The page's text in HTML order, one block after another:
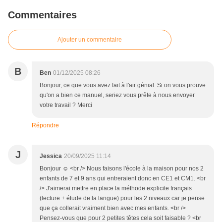
Commentaires
Ajouter un commentaire
B Ben 01/12/2025 08:26
Bonjour, ce que vous avez fait à l'air génial. Si on vous prouve
qu'on a bien ce manuel, seriez vous prête à nous envoyer
votre travail ? Merci
Répondre
J Jessica 20/09/2025 11:14
Bonjour ☺️ <br /> Nous faisons l'école à la maison pour nos 2
enfants de 7 et 9 ans qui entreraient donc en CE1 et CM1. <br
/> J'aimerai mettre en place la méthode explicite français
(lecture + étude de la langue) pour les 2 niveaux car je pense
que ça collerait vraiment bien avec mes enfants. <br />
Pensez-vous que pour 2 petites têtes cela soit faisable ? <br